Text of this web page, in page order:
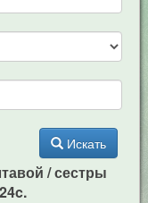
Искать
/ сестры